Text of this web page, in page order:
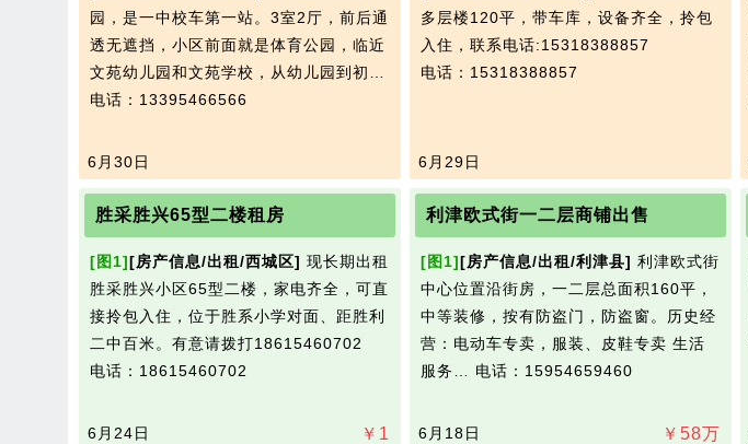
园，是一中校车第一站。3室2厅，前后通
透无遮挡，小区前面就是体育公园，临近
文苑幼儿园和文苑学校，从幼儿园到初…
电话：13395466566
6月30日
多层楼120平，带车库，设备齐全，拎包
入住，联系电话:15318388857
电话：15318388857
6月29日
胜采胜兴65型二楼租房
[图1][房产信息/出租/西城区] 现长期出租
胜采胜兴小区65型二楼，家电齐全，可直
接拎包入住，位于胜系小学对面、距胜利
二中百米。有意请拨打18615460702
电话：18615460702
￥ 1
6月24日
利津欧式街一二层商铺出售
[图1][房产信息/出租/利津县] 利津欧式街
中心位置沿街房，一二层总面积160平，
中等装修，按有防盗门，防盗窗。历史经
营：电动车专卖，服装、皮鞋专卖 生活
服务… 电话：15954659460
￥ 58万
6月18日